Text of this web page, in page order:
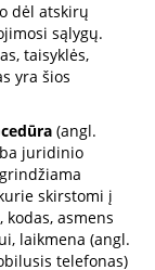
dėl atskirų
sąlygų.
taisyklės,
yra šios
(angl.
juridinio
skirstomi į
asmens
laikmena (angl.
telefonas)